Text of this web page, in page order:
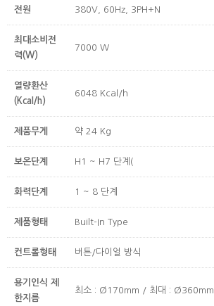
전원 380V, 60Hz, 3PH+N
최대소비전
력(W)
7000 W
열량환산
(Kcal/h)
6048 Kcal/h
제품무게 약 24 Kg
보온단계 H1 ~ H7 단계(
화력단계 1 ~ 8 단계
제품형태 Built-In Type
컨트롤형태 버튼/다이얼 방식
용기인식 제
한지름
최소 : Ø170mm / 최대 : Ø360mm